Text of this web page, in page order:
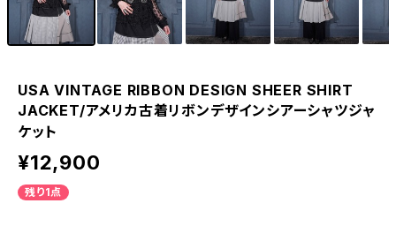
USA VINTAGE RIBBON DESIGN SHEER SHIRT
JACKET/アメリカ古着リボンデザインシアーシャツジャ
ケット
¥12,900
残り1点